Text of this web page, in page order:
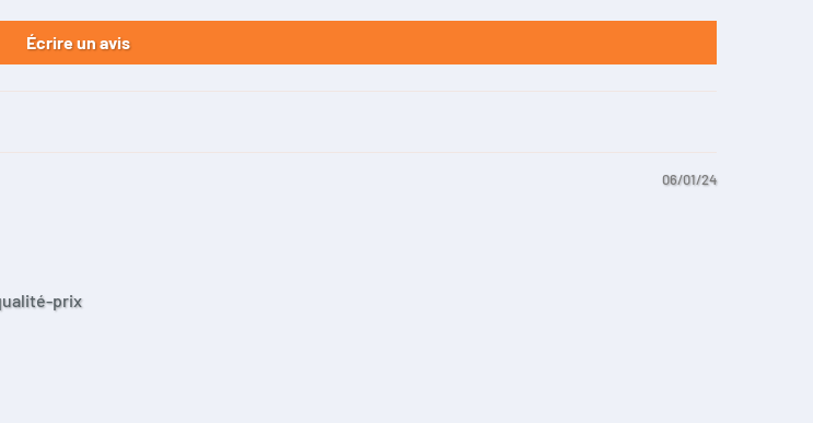
Écrire un avis
06/01/24
prix